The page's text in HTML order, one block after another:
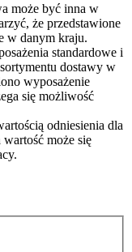
może być inna w
że przedstawione
w danym kraju.
standardowe i
dostawy w
wyposażenie
się możliwość
odniesienia dla
może się